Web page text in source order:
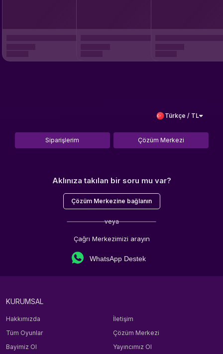
Türkçe / TL
Siparişlerim Çözüm Merkezi
Aklınıza takılan bir soru mu var?
Çözüm Merkezine bağlanın
veya
Çağrı Merkezimizi arayın
WhatsApp Destek
KURUMSAL
Hakkımızda
İletişim
Tüm Oyunlar
Çözüm Merkezi
Bayimiz Ol
Yayıncımız Ol